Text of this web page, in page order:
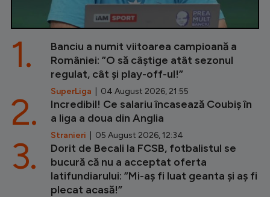
Banciu a numit viitoarea campioană a
României: ”O să câștige atât sezonul
regulat, cât și play-off-ul!”
SuperLiga | 04 August 2026, 21:55
1.
Incredibil! Ce salariu încasează Coubiș în
a liga a doua din Anglia
Stranieri | 05 August 2026, 12:34
2.
Dorit de Becali la FCSB, fotbalistul se
bucură că nu a acceptat oferta
latifundiarului: ”Mi-aș fi luat geanta și aș fi
plecat acasă!”
3.